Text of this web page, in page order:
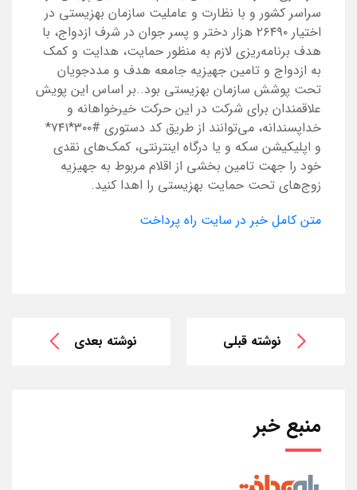
سراسر کشور و با نظارت و عاملیت سازمان بهزیستی در
اختیار ۲۶۴۹۰ هزار دختر و پسر جوان در شرف ازدواج، با
هدف برنامه‌ریزی لازم به منظور حمایت، هدایت و کمک
به ازدواج و تامین جهیزیه جامعه هدف و مددجویان
تحت پوشش سازمان بهزیستی بود..بر اساس این پویش
علاقمندان برای شرکت در این حرکت خیرخواهانه و
خداپسندانه، می‌توانند از طریق کد دستوری #۳۰۰*۷۴۱*
و اپلیکیشن سکه و یا درگاه اینترنتی، کمک‌های نقدی
خود را جهت تامین بخشی از اقلام مربوط به جهیزیه
زوج‌های تحت حمایت بهزیستی را اهدا کنید.
متن کامل خبر در سایت راه پرداخت
نوشته قبلی نوشته بعدی
منبع خبر